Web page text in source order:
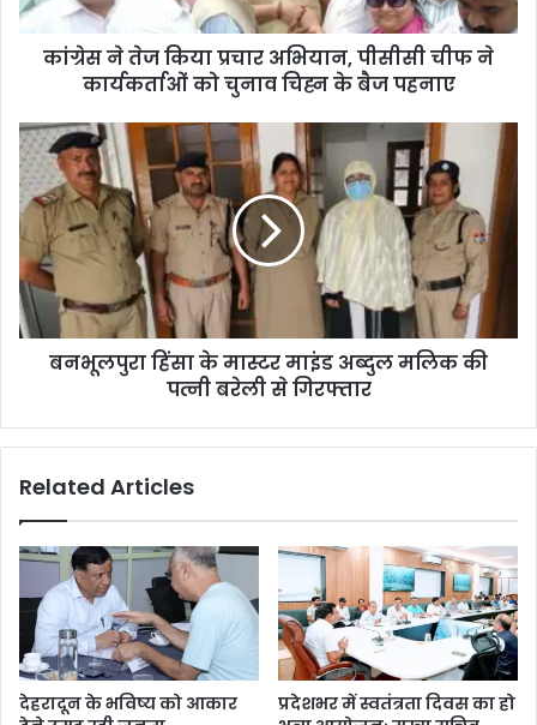
कांग्रेस ने तेज किया प्रचार अभियान, पीसीसी चीफ ने
कार्यकर्ताओं को चुनाव चिह्न के बैज पहनाए
बनभूलपुरा हिंसा के मास्टर माइंड अब्दुल मलिक की
पत्नी बरेली से गिरफ्तार
Related Articles
देहरादून के भविष्य को आकार
प्रदेशभर में स्वतंत्रता दिवस का हो